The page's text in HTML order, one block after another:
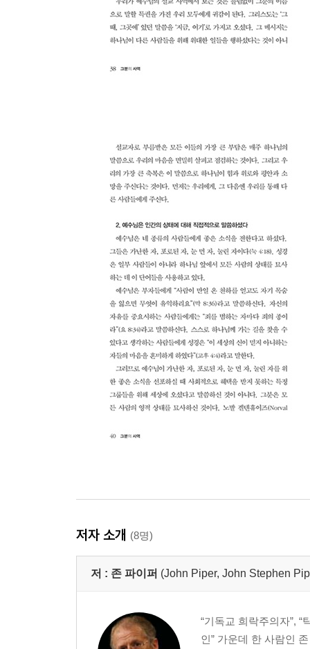
저자 소개 (8명)
저 : 존 파이퍼 (John Piper, John Stephen
“기독교 희락주의자”,
인” 가운데 한 사람인